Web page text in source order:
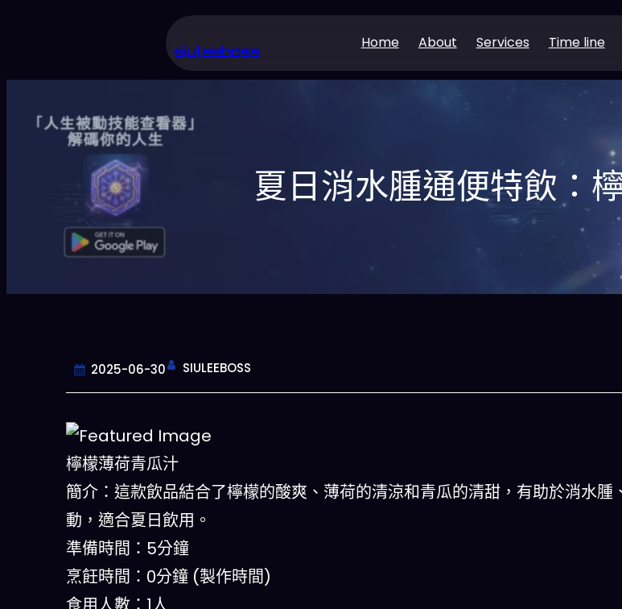
主
siuleeboss Home About Services Time line
夏日消水腫通便特飲：
2025-06-30 SIULEEBOSS
檸檬薄荷青瓜汁
簡介：這款飲品結合了檸檬的酸爽、薄荷的清涼和青瓜的清甜，有助於消水腫
動，適合夏日飲用。
準備時間：5分鐘
烹飪時間：0分鐘 (製作時間)